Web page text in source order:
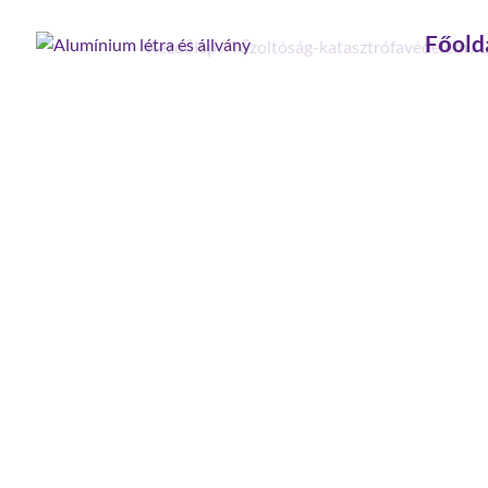
Kezdőlap/Tűzoltóság-katasztrófavédelem /